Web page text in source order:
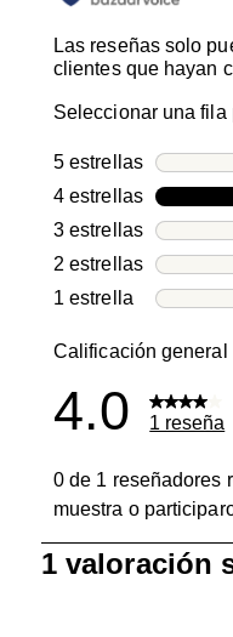
Las reseñas solo
clientes que hayan
Seleccionar una fila
5 estrellasestrellas
4 estrellasestrellas
3 estrellasestrellas
2 estrellasestrellas
1 estrellaestrellas
Calificación general
4.0 1 reseña
0 de 1 reseñadores
muestra o
1 valoración